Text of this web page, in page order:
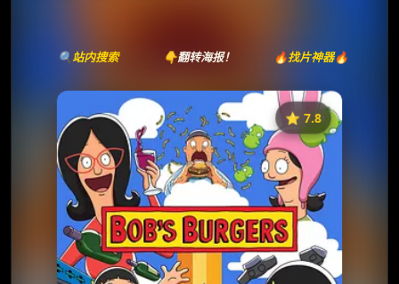
🔍站内搜索 👇翻转海报！ 🔥找片神器🔥
⭐️ 7.8
《开心汉堡店》
⭐
收藏
⭐️ 评分：7.8 | 🎬 2011年
📺 连载中
夸克网盘